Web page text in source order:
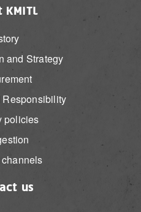
KMITL
and Strategy
policies
us